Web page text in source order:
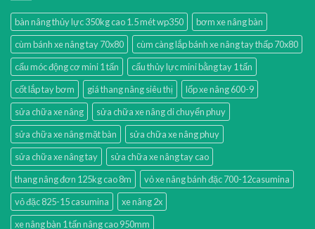
bàn nâng thủy lực 350kg cao 1.5 mét wp350
bơm xe nâng bàn
cùm bánh xe nâng tay 70x80
cùm càng lắp bánh xe nâng tay thấp 70x80
cẩu móc động cơ mini 1 tấn
cẩu thủy lực mini bằng tay 1 tấn
cốt lắp tay bơm
giá thang nâng siêu thị
lốp xe nâng 600-9
sửa chữa xe nâng
sửa chữa xe nâng di chuyển phuy
sửa chữa xe nâng mặt bàn
sửa chữa xe nâng phuy
sửa chữa xe nâng tay
sửa chữa xe nâng tay cao
thang nâng đơn 125kg cao 8m
vỏ xe nâng bánh đặc 700-12casumina
vỏ đặc 825-15 casumina
xe nâng 2x
xe nâng bàn 1 tấn nâng cao 950mm